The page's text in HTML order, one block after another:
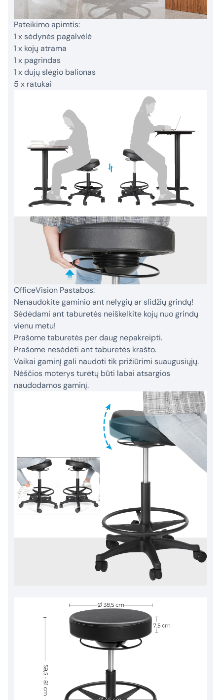
Pateikimo apimtis:
1 x sėdynės pagalvėlė
1 x kojų atrama
1 x pagrindas
1 x dujų slėgio balionas
5 x ratukai
OfficeVision Pastabos:
Nenaudokite gaminio ant nelygių ar slidžių grindų!
Sėdėdami ant taburetės neiškelkite kojų nuo grindų
vienu metu!
Prašome taburetės per daug nepakreipti.
Prašome nesėdėti ant taburetės krašto.
Vaikai gaminį gali naudoti tik prižiūrimi suaugusiųjų.
Nėščios moterys turėtų būti labai atsargios
naudodamos gaminį.